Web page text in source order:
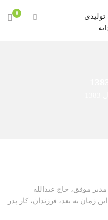
0
و مدیر موفق، حاج عبدالله
زمان به بعد، فرزندان، کار پدر